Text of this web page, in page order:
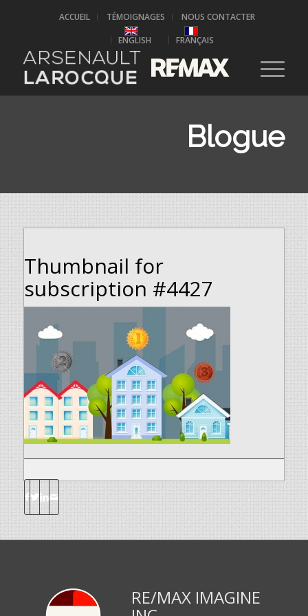
ACCUEIL TÉMOIGNAGES
NOUS CONTACTER
ENGLISH
FRANÇAIS
Blogue
Thumbnail for
subscription #4427
RE/MAX IMAGINE